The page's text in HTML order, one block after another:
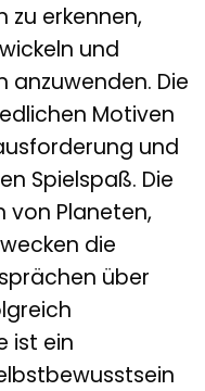
zu erkennen,
und
anzuwenden. Die
Motiven
und
Spielspaß. Die
von Planeten,
die
über
ist ein